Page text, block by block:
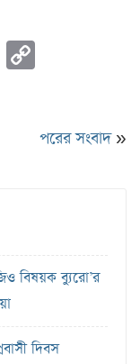
Print
পরের সংবাদ»
বিষয়ক ব্যুরো’র
দিবস